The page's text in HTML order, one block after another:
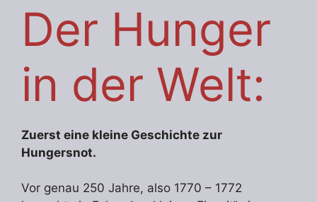
Der Hunger
in der Welt:
Zuerst eine kleine Geschichte zur
Hungersnot.
Vor genau 250 Jahre, also 1770 – 1772